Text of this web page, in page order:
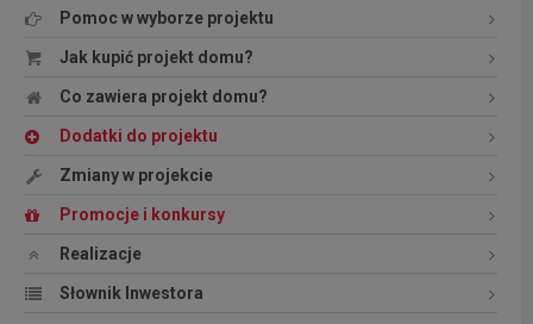
Pomoc w wyborze projektu
Jak kupić projekt domu?
Co zawiera projekt domu?
Dodatki do projektu
Zmiany w projekcie
Promocje i konkursy
Realizacje
Słownik Inwestora